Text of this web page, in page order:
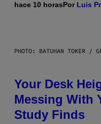
hace 10 horasPor Luis
PHOTO: BATUHAN TOKER /
Your Desk
Messing With
Study Finds